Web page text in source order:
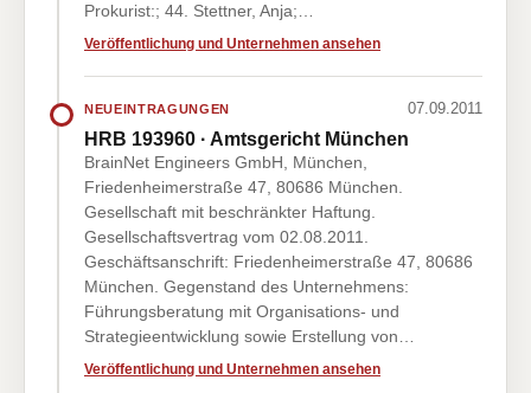
Prokurist:; 44. Stettner, Anja;…
Veröffentlichung und Unternehmen ansehen
NEUEINTRAGUNGEN 07.09.2011
HRB 193960 · Amtsgericht München
BrainNet Engineers GmbH, München,
Friedenheimerstraße 47, 80686 München.
Gesellschaft mit beschränkter Haftung.
Gesellschaftsvertrag vom 02.08.2011.
Geschäftsanschrift: Friedenheimerstraße 47, 80686
München. Gegenstand des Unternehmens:
Führungsberatung mit Organisations- und
Strategieentwicklung sowie Erstellung von…
Veröffentlichung und Unternehmen ansehen